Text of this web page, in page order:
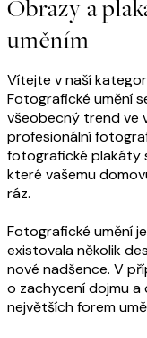
Obrazy a
uměním
Vítejte v naší
Fotografické umění
všeobecný trend ve
profesionální
fotografické plakáty
které vašemu
ráz.
Fotografické umění
existovala několik
nové nadšence. V
o zachycení dojmu
největších forem